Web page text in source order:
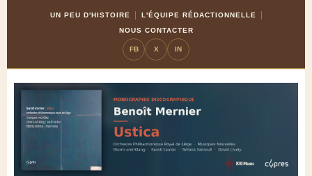
UN PEU D'HISTOIRE
L'ÉQUIPE RÉDACTIONNELLE
NOUS CONTACTER
FB X IN